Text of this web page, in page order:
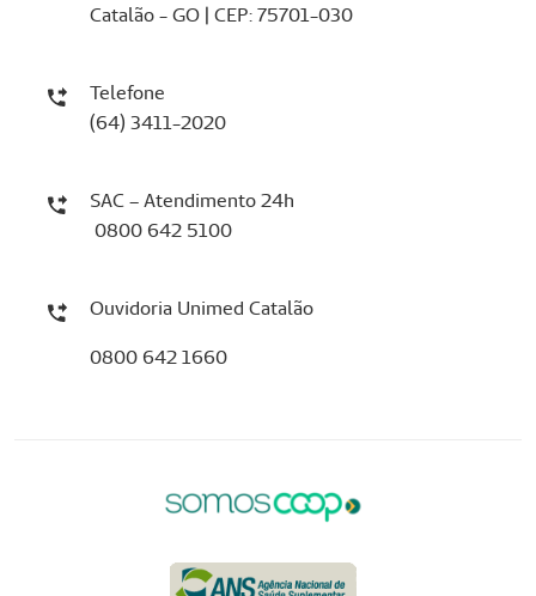
Catalão - GO | CEP: 75701-030
Telefone
(64) 3411-2020
SAC – Atendimento 24h
0800 642 5100
Ouvidoria Unimed Catalão
0800 642 1660